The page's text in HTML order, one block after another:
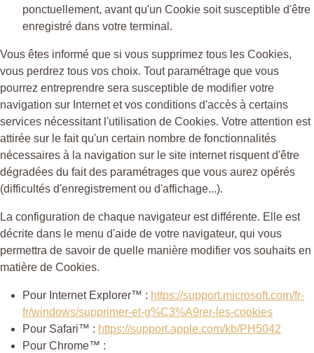
ponctuellement, avant qu'un Cookie soit susceptible d'être
enregistré dans votre terminal.
Vous êtes informé que si vous supprimez tous les Cookies,
vous perdrez tous vos choix. Tout paramétrage que vous
pourrez entreprendre sera susceptible de modifier votre
navigation sur Internet et vos conditions d'accès à certains
services nécessitant l'utilisation de Cookies. Votre attention est
attirée sur le fait qu'un certain nombre de fonctionnalités
nécessaires à la navigation sur le site internet risquent d'être
dégradées du fait des paramétrages que vous aurez opérés
(difficultés d'enregistrement ou d'affichage...).
La configuration de chaque navigateur est différente. Elle est
décrite dans le menu d'aide de votre navigateur, qui vous
permettra de savoir de quelle manière modifier vos souhaits en
matière de Cookies.
Pour Internet Explorer™ : https://support.microsoft.com/fr-
fr/windows/supprimer-et-g%C3%A9rer-les-cookies
Pour Safari™ : https://support.apple.com/kb/PH5042
Pour Chrome™ :